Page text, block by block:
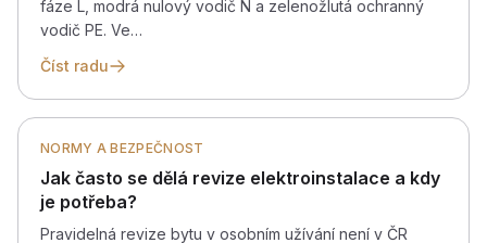
fáze L, modrá nulový vodič N a zelenožlutá ochranný
vodič PE. Ve…
Číst radu
NORMY A BEZPEČNOST
Jak často se dělá revize elektroinstalace a kdy
je potřeba?
Pravidelná revize bytu v osobním užívání není v ČR